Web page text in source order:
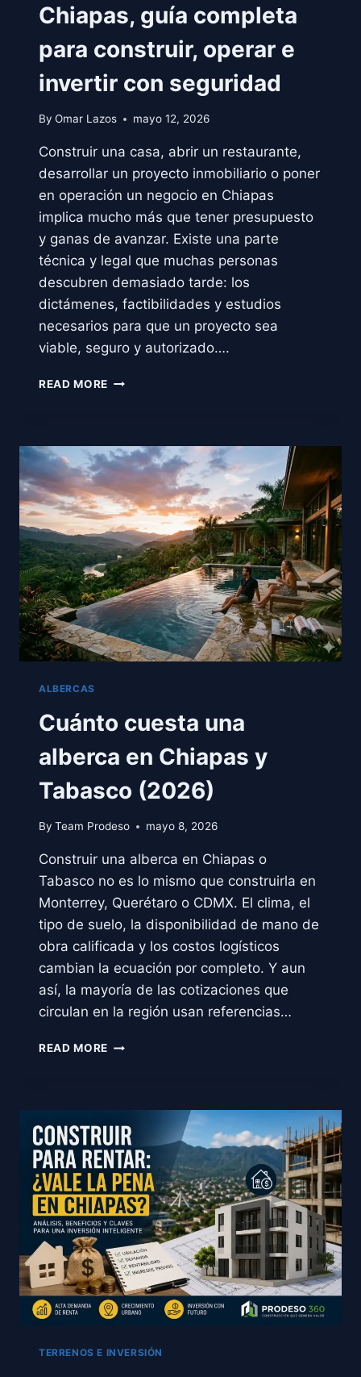
Chiapas, guía completa
para construir, operar e
invertir con seguridad
By Omar Lazos mayo 12, 2026
Construir una casa, abrir un restaurante,
desarrollar un proyecto inmobiliario o poner
en operación un negocio en Chiapas
implica mucho más que tener presupuesto
y ganas de avanzar. Existe una parte
técnica y legal que muchas personas
descubren demasiado tarde: los
dictámenes, factibilidades y estudios
necesarios para que un proyecto sea
viable, seguro y autorizado….
READ MORE DICTÁMENES
GUÍA
COMPLETA
PARA
CONSTRUIR,
OPERAR
E
INVERTIR
CON
SEGURIDAD
ALBERCAS
Cuánto cuesta una
alberca en Chiapas y
Tabasco (2026)
By Team Prodeso mayo 8, 2026
Construir una alberca en Chiapas o
Tabasco no es lo mismo que construirla en
Monterrey, Querétaro o CDMX. El clima, el
tipo de suelo, la disponibilidad de mano de
obra calificada y los costos logísticos
cambian la ecuación por completo. Y aun
así, la mayoría de las cotizaciones que
circulan en la región usan referencias…
READ MORE CUÁNTO
CHIAPAS
Y
TABASCO
(2026)
TERRENOS E INVERSIÓN